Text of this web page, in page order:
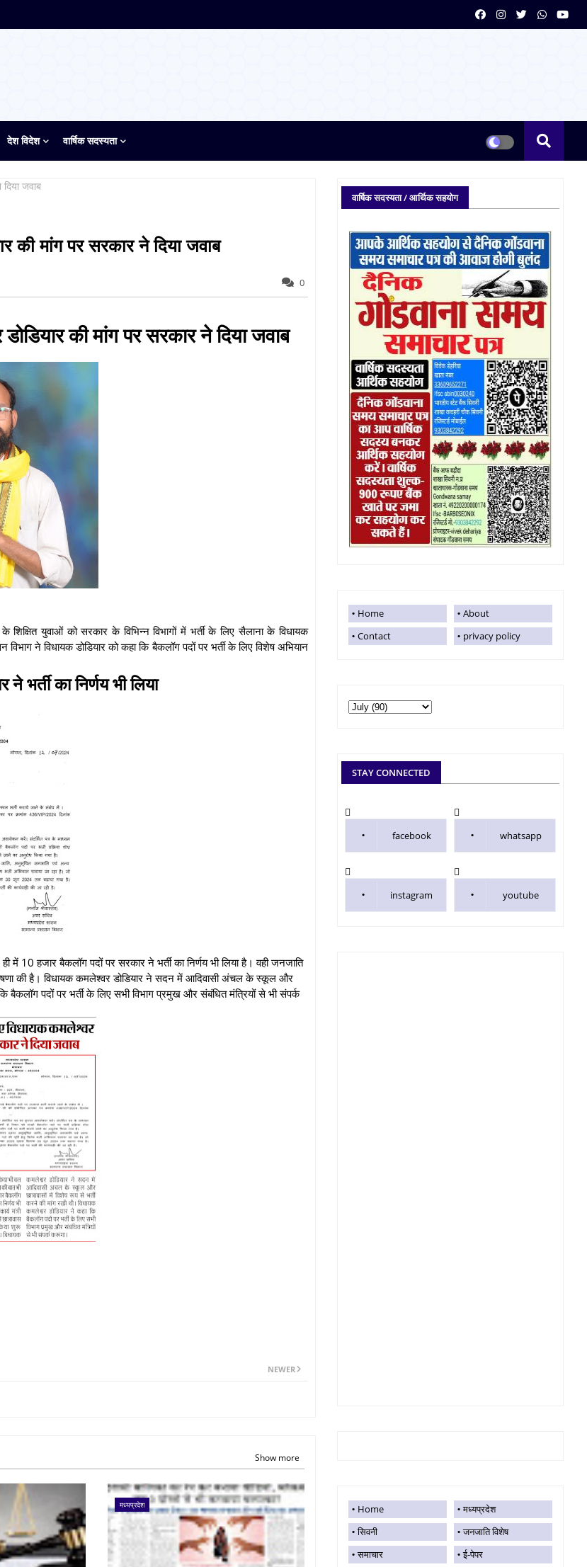
देश विदेश वार्षिक सदस्यता
जवाब
की मांग पर सरकार ने दिया जवाब
0
की मांग पर सरकार ने दिया जवाब
युवाओं को सरकार के विभिन्न विभागों में भर्ती के लिए सैलाना के विधायक
ने विधायक डोडियार को कहा कि बैकलॉग पदों पर भर्ती के लिए विशेष अभियान
भर्ती का निर्णय भी लिया
में 10 हजार बैकलॉग पदों पर सरकार ने भर्ती का निर्णय भी लिया है। वही जनजाति
घोषणा की है। विधायक कमलेश्वर डोडियार ने सदन में आदिवासी अंचल के स्कूल और
बैकलॉग पदों पर भर्ती के लिए सभी विभाग प्रमुख और संबंधित मंत्रियों से भी संपर्क
NEWER
Show more
मध्यप्रदेश
वार्षिक सदस्यता / आर्थिक सहयोग
Home
About
Contact
privacy policy
STAY CONNECTED
facebook whatsapp
instagram youtube
Home
मध्यप्रदेश
सिवनी
जनजाति विशेष
समाचार
ई-पेपर